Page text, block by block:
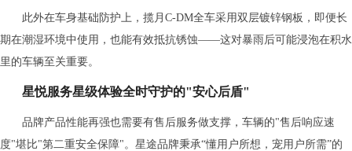
此外在车身基础防护上，揽月C-DM全车采用双层镀锌钢板，即便长
期在潮湿环境中使用，也能有效抵抗锈蚀——这对暴雨后可能浸泡在积水
里的车辆至关重要。
星悦服务星级体验全时守护的"安心后盾"
品牌产品性能再强也需要有售后服务做支撑，车辆的"售后响应速
度"堪比"第二重安全保障"。星途品牌秉承“懂用户所想，宠用户所需”的